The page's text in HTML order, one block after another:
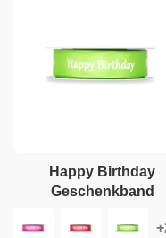
Happy Birthday
Geschenkband